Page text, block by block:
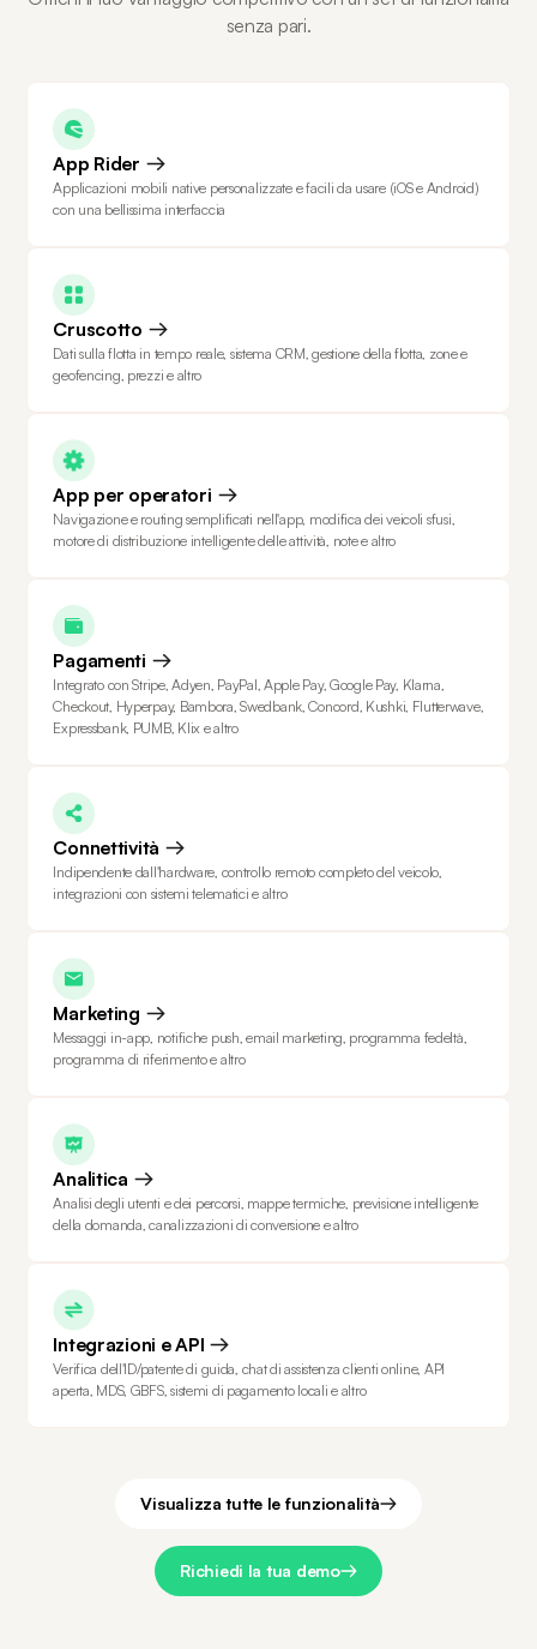
senza pari.
App Rider
Applicazioni mobili native personalizzate e facili da usare (iOS e Android)
con una bellissima interfaccia
Cruscotto
Dati sulla flotta in tempo reale, sistema CRM, gestione della flotta, zone e
geofencing, prezzi e altro
App per operatori
Navigazione e routing semplificati nell'app, modifica dei veicoli sfusi,
motore di distribuzione intelligente delle attività, note e altro
Pagamenti
Integrato con Stripe, Adyen, PayPal, Apple Pay, Google Pay, Klarna,
Checkout, Hyperpay, Bambora, Swedbank, Concord, Kushki, Flutterwave,
Expressbank, PUMB, Klix e altro
Connettività
Indipendente dall'hardware, controllo remoto completo del veicolo,
integrazioni con sistemi telematici e altro
Marketing
Messaggi in-app, notifiche push, email marketing, programma fedeltà,
programma di riferimento e altro
Analitica
Analisi degli utenti e dei percorsi, mappe termiche, previsione intelligente
della domanda, canalizzazioni di conversione e altro
Integrazioni e API
Verifica dell'ID/patente di guida, chat di assistenza clienti online, API
aperta, MDS, GBFS, sistemi di pagamento locali e altro
Visualizza tutte le funzionalità
Richiedi la tua demo